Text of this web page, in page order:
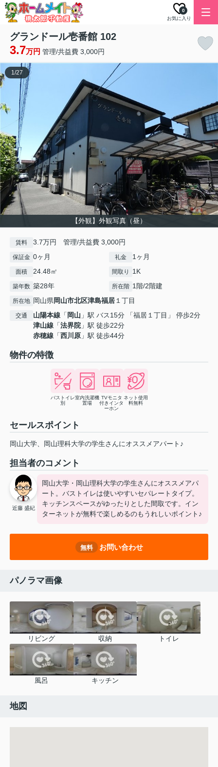
お気に入り
0
グランドール壱番館 102
3.7万円 管理/共益費 3,000円
【外観】外観写真（昼）
1/27
賃料 3.7万円 管理/共益費 3,000円
保証金 0ヶ月 礼金 1ヶ月
面積 24.48㎡ 間取り 1K
築年数 築28年 所在階 1階/2階建
所在地 岡山県岡山市北区津島福居１丁目
交通 山陽本線 「 岡山 」駅 バス15分 「福居１丁目」 停歩2分
津山線 「法界院 」駅 徒歩22分
赤穂線 「西川原 」駅 徒歩44分
物件の特徴
バストイレ
別
室内洗濯機
置場
TVモニタ
付きインタ
ーホン
ネット使用
料無料
セールスポイント
岡山大学、岡山理科大学の学生さんにオススメアパート♪
担当者のコメント
近藤 盛紀
岡山大学・岡山理科大学の学生さんにオススメアパ
ート。バストイレは使いやすいセパレートタイプ。
キッチンスペースがゆったりとした間取です。イン
ターネットが無料で楽しめるのもうれしいポイント♪
無料 お問い合わせ
パノラマ画像
リビング 収納 トイレ
風呂 キッチン
地図